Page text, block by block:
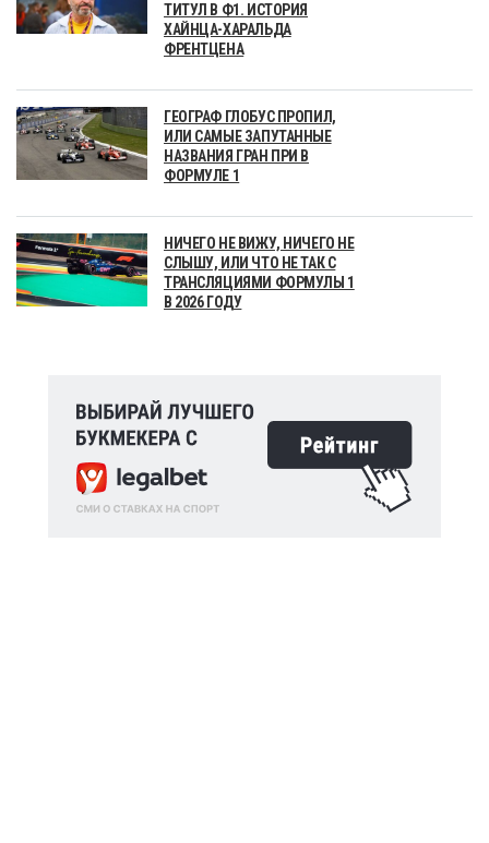
ТИТУЛ В Ф1. ИСТОРИЯ
ХАЙНЦА-ХАРАЛЬДА
ФРЕНТЦЕНА
ГЕОГРАФ ГЛОБУС ПРОПИЛ,
ИЛИ САМЫЕ ЗАПУТАННЫЕ
НАЗВАНИЯ ГРАН ПРИ В
ФОРМУЛЕ 1
НИЧЕГО НЕ ВИЖУ, НИЧЕГО НЕ
СЛЫШУ, ИЛИ ЧТО НЕ ТАК С
ТРАНСЛЯЦИЯМИ ФОРМУЛЫ 1
В 2026 ГОДУ